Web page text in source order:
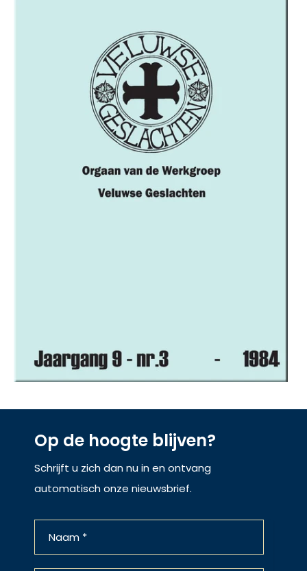
Op de hoogte blijven?
Schrijft u zich dan nu in en ontvang
automatisch onze nieuwsbrief.